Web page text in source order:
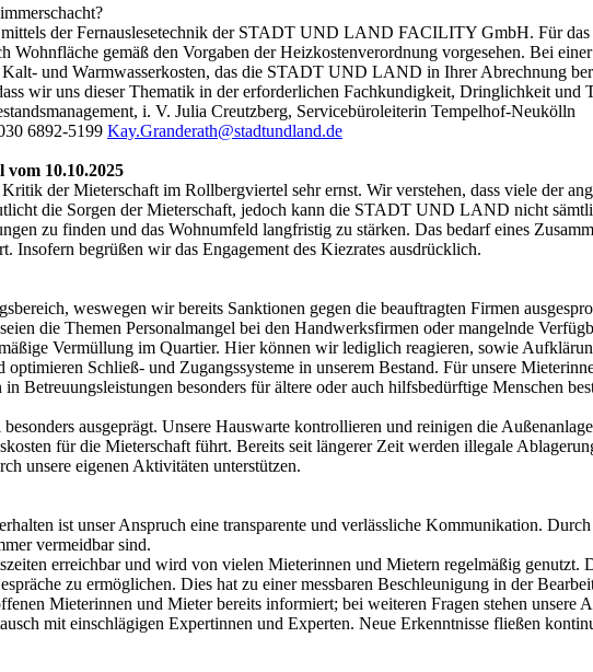
der Fernauslesetechnik der STADT UND LAND FACILITY GmbH. Für
Wohnfläche gemäß den Vorgaben der Heizkostenverordnung vorgesehen. Bei
und Warmwasserkosten, das die STADT UND LAND in Ihrer Abrechnung
wir uns dieser Thematik in der erforderlichen Fachkundigkeit, Dringlichkeit und
i. V. Julia Creutzberg, Servicebüroleiterin Tempelhof-Neukölln
6892-5199 Kay.Granderath@stadtundland.de
10.10.2025
der Mieterschaft im Rollbergviertel sehr ernst. Wir verstehen, dass viele der
die Sorgen der Mieterschaft, jedoch kann die STADT UND LAND nicht
zu finden und das Wohnumfeld langfristig zu stärken. Das bedarf eines
begrüßen wir das Engagement des Kiezrates ausdrücklich.
weswegen wir bereits Sanktionen gegen die beauftragten Firmen
die Themen Personalmangel bei den Handwerksfirmen oder mangelnde
Vermüllung im Quartier. Hier können wir lediglich reagieren, sowie
Schließ- und Zugangssysteme in unserem Bestand. Für unsere
Betreuungsleistungen besonders für ältere oder auch hilfsbedürftige Menschen
ausgeprägt. Unsere Hauswarte kontrollieren und reinigen die
für die Mieterschaft führt. Bereits seit längerer Zeit werden illegale
unsere eigenen Aktivitäten unterstützen.
ist unser Anspruch eine transparente und verlässliche Kommunikation.
vermeidbar sind.
erreichbar und wird von vielen Mieterinnen und Mietern regelmäßig genutzt.
zu ermöglichen. Dies hat zu einer messbaren Beschleunigung in der
Mieterinnen und Mieter bereits informiert; bei weiteren Fragen stehen unsere
mit einschlägigen Expertinnen und Experten. Neue Erkenntnisse fließen